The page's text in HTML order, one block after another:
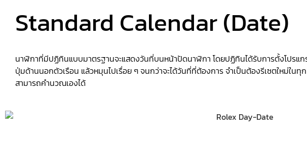
Standard Calendar (Date)
นาฬิกาที่มีปฏิทินแบบมาตรฐานจะแสดงวันที่บนหน้าปัดนาฬิกา โดยปฏิทินได้รับการตั้งโปรแก
ปุ่มด้านนอกตัวเรือน แล้วหมุนไปเรื่อย ๆ จนกว่าจะได้วันที่ที่ต้องการ จำเป็นต้องรีเซตใหม่ในทุ
สามารถคำนวณเองได้